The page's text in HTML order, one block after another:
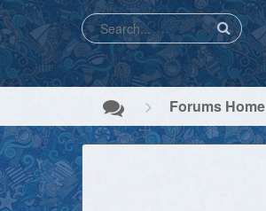
Forums Home